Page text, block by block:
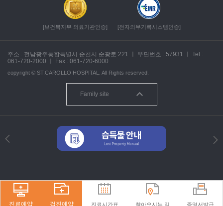
[보건복지부 의료기관인증] [전자의무기록시스템인증]
Family site
주소 : 전남광주통합특별시 순천시 순광로 221 우편번호 : 57931
Tel :
061-720-2000
Fax : 061-720-6000
copyright © ST.CAROLLO HOSPITAL. All Rights reserved.
진료예약 검진예약 진료시간표 찾아오시는 길 증명서발급